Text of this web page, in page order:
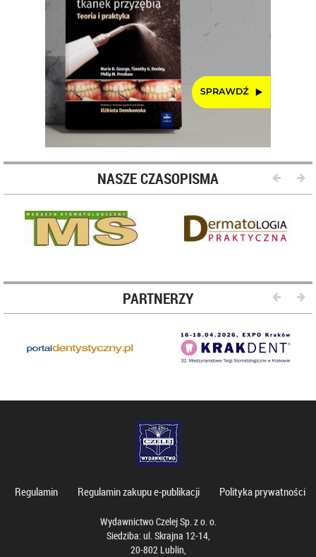
NASZE CZASOPISMA
PARTNERZY
Regulamin Regulamin zakupu e-publikacji Polityka prywatności
Wydawnictwo Czelej Sp. z o. o.
Siedziba: ul. Skrajna 12-14,
20-802 Lublin,